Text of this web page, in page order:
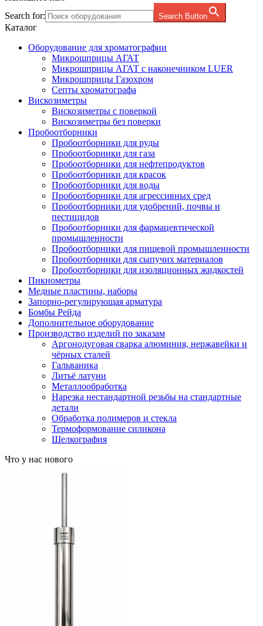
Search for:
Search Button
Каталог
Оборудование для хроматографии
Микрошприцы АГАТ
Микрошприцы АГАТ с наконечником LUER
Микрошприцы Газохром
Септы хроматографa
Вискозиметры
Вискозиметры с поверкой
Вискозиметры без поверки
Пробоотборники
Пробоотборники для руды
Пробоотборники для газа
Пробоотборники для нефтепродуктов
Пробоотборники для красок
Пробоотборники для воды
Пробоотборники для агрессивных сред
Пробоотборники для удобрений, почвы и
пестицидов
Пробоотборники для фармацевтической
промышленности
Пробоотборники для пищевой промышленности
Пробоотборники для сыпучих материалов
Пробоотборники для изоляционных жидкостей
Пикнометры
Медные пластины, наборы
Запорно-регулирующая арматура
Бомбы Рейда
Дополнительное оборудование
Производство изделий по заказам
Аргонодуговая сварка алюминия, нержавейки и
чёрных сталей
Гальваника
Литьё латуни
Металлообработка
Нарезка нестандартной резьбы на стандартные
детали
Обработка полимеров и стекла
Термоформование силикона
Шелкография
Что у нас нового